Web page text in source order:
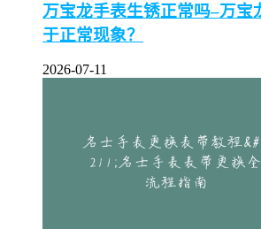
万宝龙手表生锈正常吗–万宝
于正常现象？
2026-07-11